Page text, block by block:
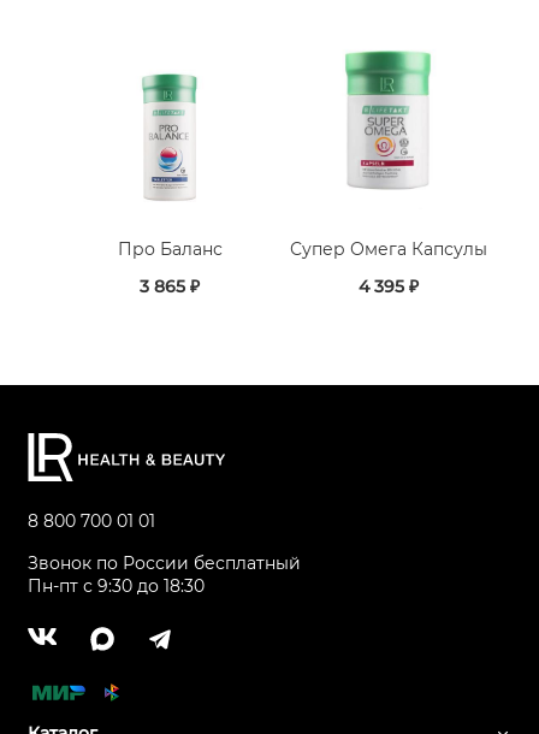
Про Баланс
3 865 ₽
Супер Омега Капсулы
4 395 ₽
8 800 700 01 01
Звонок по России бесплатный
Пн-пт с 9:30 до 18:30